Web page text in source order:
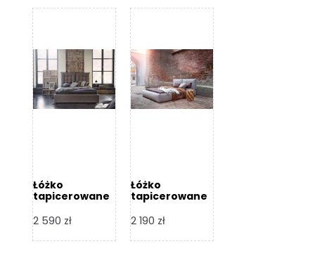
Łóżko
tapicerowane
Design
2 590 zł
Łóżko
tapicerowane
Design
2 190 zł